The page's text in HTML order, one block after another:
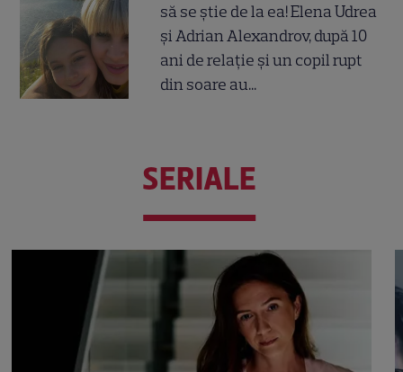
să se știe de la ea! Elena Udrea
și Adrian Alexandrov, după 10
ani de relație și un copil rupt
din soare au...
SERIALE